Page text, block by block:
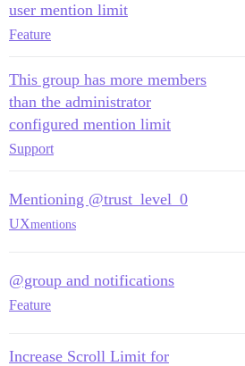
user mention limit
Feature
This group has more members
than the administrator
configured mention limit
Support
Mentioning @trust_level_0
UXmentions
@group and notifications
Feature
Increase Scroll Limit for